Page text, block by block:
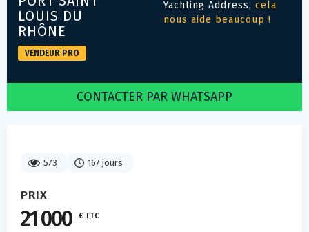
573 167 jours
PRIX
21 000 € TTC
LOUIS DU
RHÔNE
VENDEUR PRO
Yachting Address, cela
nous aide beaucoup !
CONTACTER PAR WHATSAPP